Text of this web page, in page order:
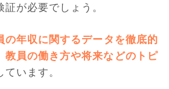
が必要でしょう。
の年収に関するデータを徹底的
教員の働き方や将来などのトピ
ています。